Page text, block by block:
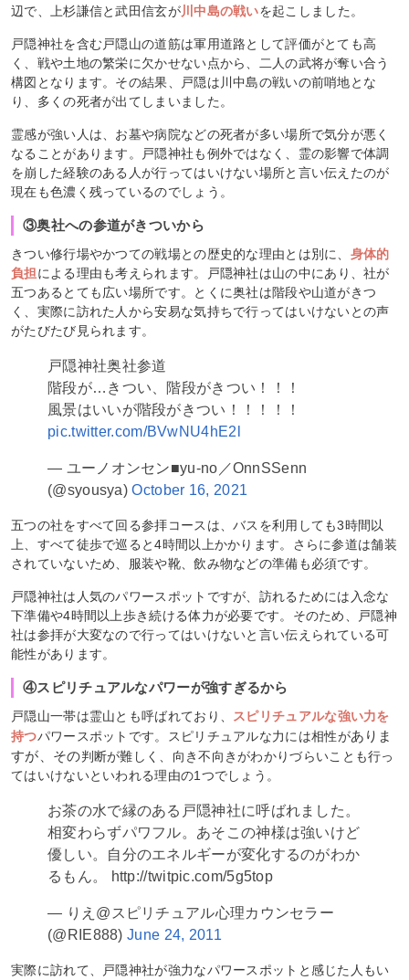
辺で、上杉謙信と武田信玄が川中島の戦いを起こしました。
戸隠神社を含む戸隠山の道筋は軍用道路として評価がとても高
く、戦や土地の繁栄に欠かせない点から、二人の武将が奪い合う
構図となります。その結果、戸隠は川中島の戦いの前哨地とな
り、多くの死者が出てしまいました。
霊感が強い人は、お墓や病院などの死者が多い場所で気分が悪く
なることがあります。戸隠神社も例外ではなく、霊の影響で体調
を崩した経験のある人が行ってはいけない場所と言い伝えたのが
現在も色濃く残っているのでしょう。
③奥社への参道がきついから
きつい修行場やかつての戦場との歴史的な理由とは別に、 身体的
負担による理由も考えられます。戸隠神社は山の中にあり、社が
五つあるとても広い場所です。とくに奥社は階段や山道がきつ
く、実際に訪れた人から安易な気持ちで行ってはいけないとの声
がたびたび見られます。
戸隠神社奥社参道
階段が…きつい、階段がきつい！！！
風景はいいが階段がきつい！！！！！
pic.twitter.com/BVwNU4hE2l
— ユーノオンセン■yu-no／OnnSSenn
(@syousya)October 16, 2021
五つの社をすべて回る参拝コースは、バスを利用しても3時間以
上、すべて徒歩で巡ると4時間以上かかります。さらに参道は舗装
されていないため、服装や靴、飲み物などの準備も必須です。
戸隠神社は人気のパワースポットですが、訪れるためには入念な
下準備や4時間以上歩き続ける体力が必要です。そのため、戸隠神
社は参拝が大変なので行ってはいけないと言い伝えられている可
能性があります。
④スピリチュアルなパワーが強すぎるから
戸隠山一帯は霊山とも呼ばれており、
スピリチュアルな強い力を
持つパワースポットです。スピリチュアルな力には相性がありま
すが、その判断が難しく、向き不向きがわかりづらいことも行っ
てはいけないといわれる理由の1つでしょう。
お茶の水で縁のある戸隠神社に呼ばれました。
相変わらずパワフル。あそこの神様は強いけど
優しい。自分のエネルギーが変化するのがわか
るもん。 http://twitpic.com/5g5top
— りえ@スピリチュアル心理カウンセラー
(@RIE888) June 24, 2011
実際に訪れて、戸隠神社が強力なパワースポットと感じた人もい